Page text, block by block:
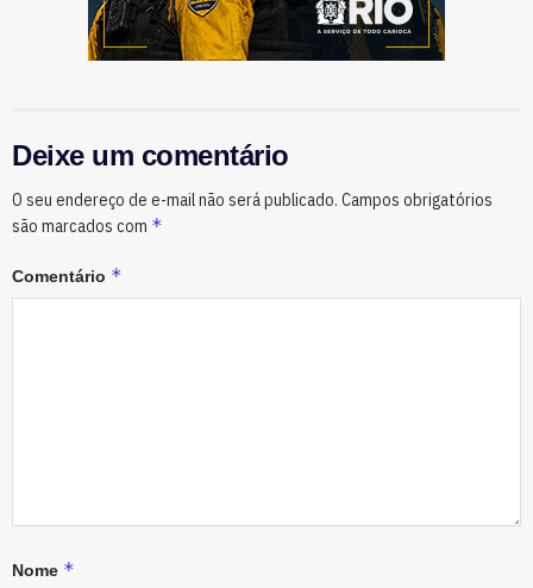
Deixe um comentário
O seu endereço de e-mail não será publicado. Campos obrigatórios
são marcados com *
Comentário *
Nome *